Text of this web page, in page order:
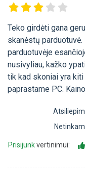
Teko girdėti gana
skanėstų
parduotuvėje
nusivyliau, kažko
tik kad skoniai yra
paprastame PC.
Prisijunkvertinimui: